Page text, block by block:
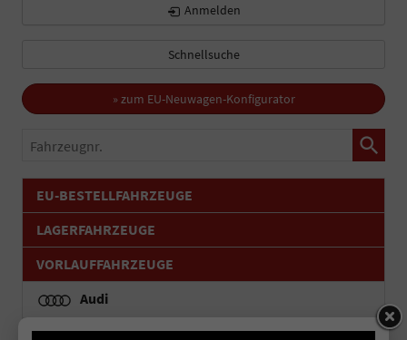
Anmelden
Schnellsuche
» zum EU-Neuwagen-Konfigurator
Fahrzeugnr.
EU-BESTELLFAHRZEUGE
LAGERFAHRZEUGE
VORLAUFFAHRZEUGE
Audi
Volkswagen